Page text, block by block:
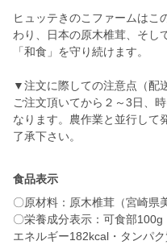
ヒュッテきのこファームはこ
わり、日本の原木椎茸、そし
「和食」を守り続けます。
▼注文に際しての注意点（配
ご注文頂いてから２～3日、
なります。農作業と並行して
了承下さい。
食品表示
〇原材料：原木椎茸（宮崎県
〇栄養成分表示：可食部100g
エネルギー182kcal・タンパ